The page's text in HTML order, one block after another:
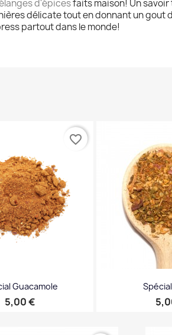
d'épicesfaits maison! Un
délicate tout en donnant un gout
partout dans le monde!
Guacamole
Prix
5,00 €
favorite_border